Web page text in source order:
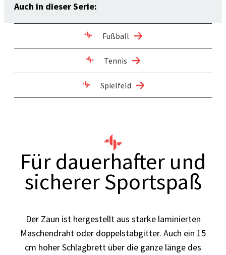
Auch in dieser Serie:
Fußball
Tennis
Spielfeld
Für dauerhafter und
sicherer Sportspaß
Der Zaun ist hergestellt aus starke laminierten
Maschendraht oder doppelstabgitter. Auch ein 15
cm hoher Schlagbrett über die ganze länge des